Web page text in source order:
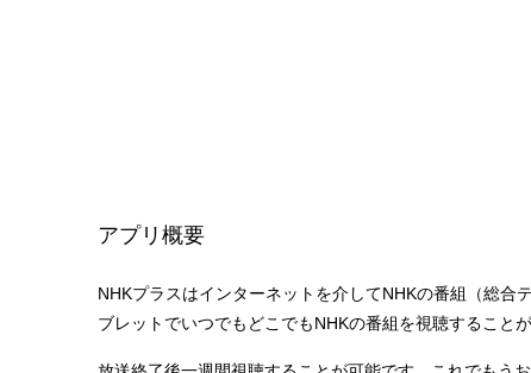
アプリ概要
NHKプラスはインターネットを介してNHKの番組（総合
ブレットでいつでもどこでもNHKの番組を視聴すること